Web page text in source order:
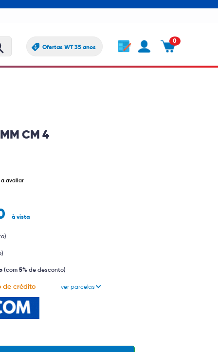
Ofertas WT 35 anos
0
CM 4
a avaliar
à vista
(com 5% de desconto)
de crédito ver parcelas